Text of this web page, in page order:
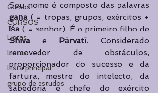
Cursos
CURSOS
Listas
Listas
Lista principal
grupo de estudos
gaṇa
īśa
Shiva e Pārvatī. Considerado
removedor de obstáculos,
proporcionador do sucesso e da
fartura, mestre do intelecto, da
sabedoria e chefe do exército